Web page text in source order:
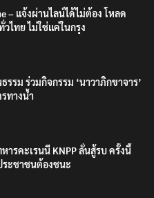
– แจ้งผ่านไลน์ได้ไม่ต้อง โหลด
ไทย ไม่ใช่แค่ในกรุง
รม ร่วมกิจกรรม ‘นาวาภิกขาจาร’
ทางน้ำ
ารคะเรนนี KNPP ลั่นสู้รบ ครั้งนี้
ระชาชนต้องชนะ